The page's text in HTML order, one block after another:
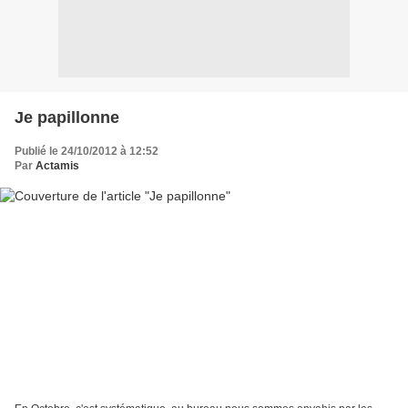
Je papillonne
Publié le 24/10/2012 à 12:52
Par Actamis